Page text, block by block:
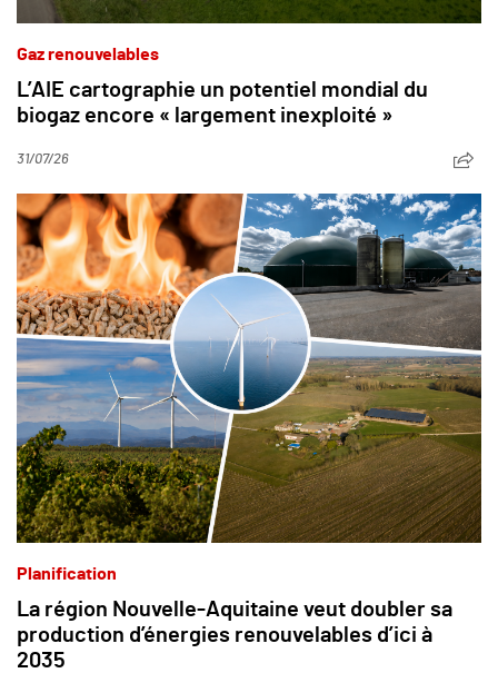
Gaz renouvelables
L’AIE cartographie un potentiel mondial du
biogaz encore « largement inexploité »
31/07/26
Planification
La région Nouvelle-Aquitaine veut doubler sa
production d’énergies renouvelables d’ici à
2035